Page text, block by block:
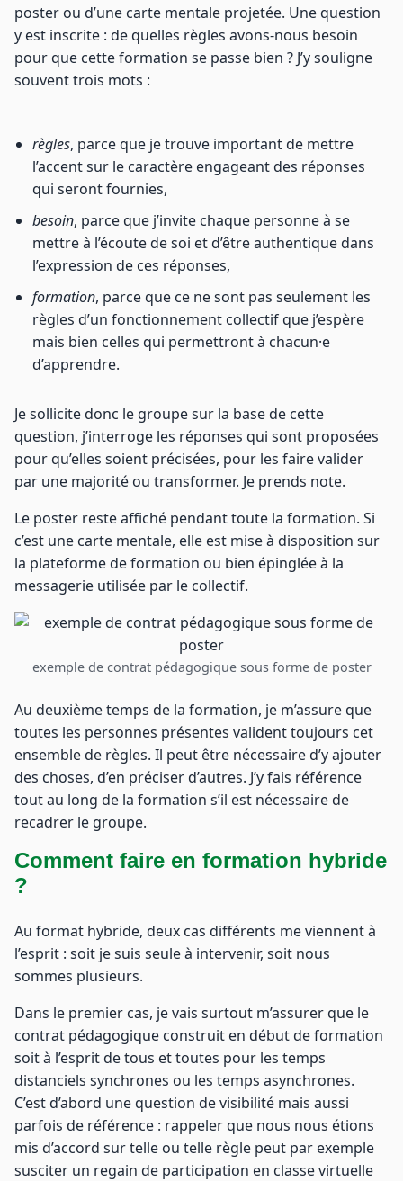
poster ou d’une carte mentale projetée. Une question
y est inscrite : de quelles règles avons-nous besoin
pour que cette formation se passe bien ? J’y souligne
souvent trois mots :
règles, parce que je trouve important de mettre
l’accent sur le caractère engageant des réponses
qui seront fournies,
besoin, parce que j’invite chaque personne à se
mettre à l’écoute de soi et d’être authentique dans
l’expression de ces réponses,
formation, parce que ce ne sont pas seulement les
règles d’un fonctionnement collectif que j’espère
mais bien celles qui permettront à chacun·e
d’apprendre.
Je sollicite donc le groupe sur la base de cette
question, j’interroge les réponses qui sont proposées
pour qu’elles soient précisées, pour les faire valider
par une majorité ou transformer. Je prends note.
Le poster reste affiché pendant toute la formation. Si
c’est une carte mentale, elle est mise à disposition sur
la plateforme de formation ou bien épinglée à la
messagerie utilisée par le collectif.
exemple de contrat pédagogique sous forme de poster
Au deuxième temps de la formation, je m’assure que
toutes les personnes présentes valident toujours cet
ensemble de règles. Il peut être nécessaire d’y ajouter
des choses, d’en préciser d’autres. J’y fais référence
tout au long de la formation s’il est nécessaire de
recadrer le groupe.
Comment faire en formation hybride
?
Au format hybride, deux cas différents me viennent à
l’esprit : soit je suis seule à intervenir, soit nous
sommes plusieurs.
Dans le premier cas, je vais surtout m’assurer que le
contrat pédagogique construit en début de formation
soit à l’esprit de tous et toutes pour les temps
distanciels synchrones ou les temps asynchrones.
C’est d’abord une question de visibilité mais aussi
parfois de référence : rappeler que nous nous étions
mis d’accord sur telle ou telle règle peut par exemple
susciter un regain de participation en classe virtuelle